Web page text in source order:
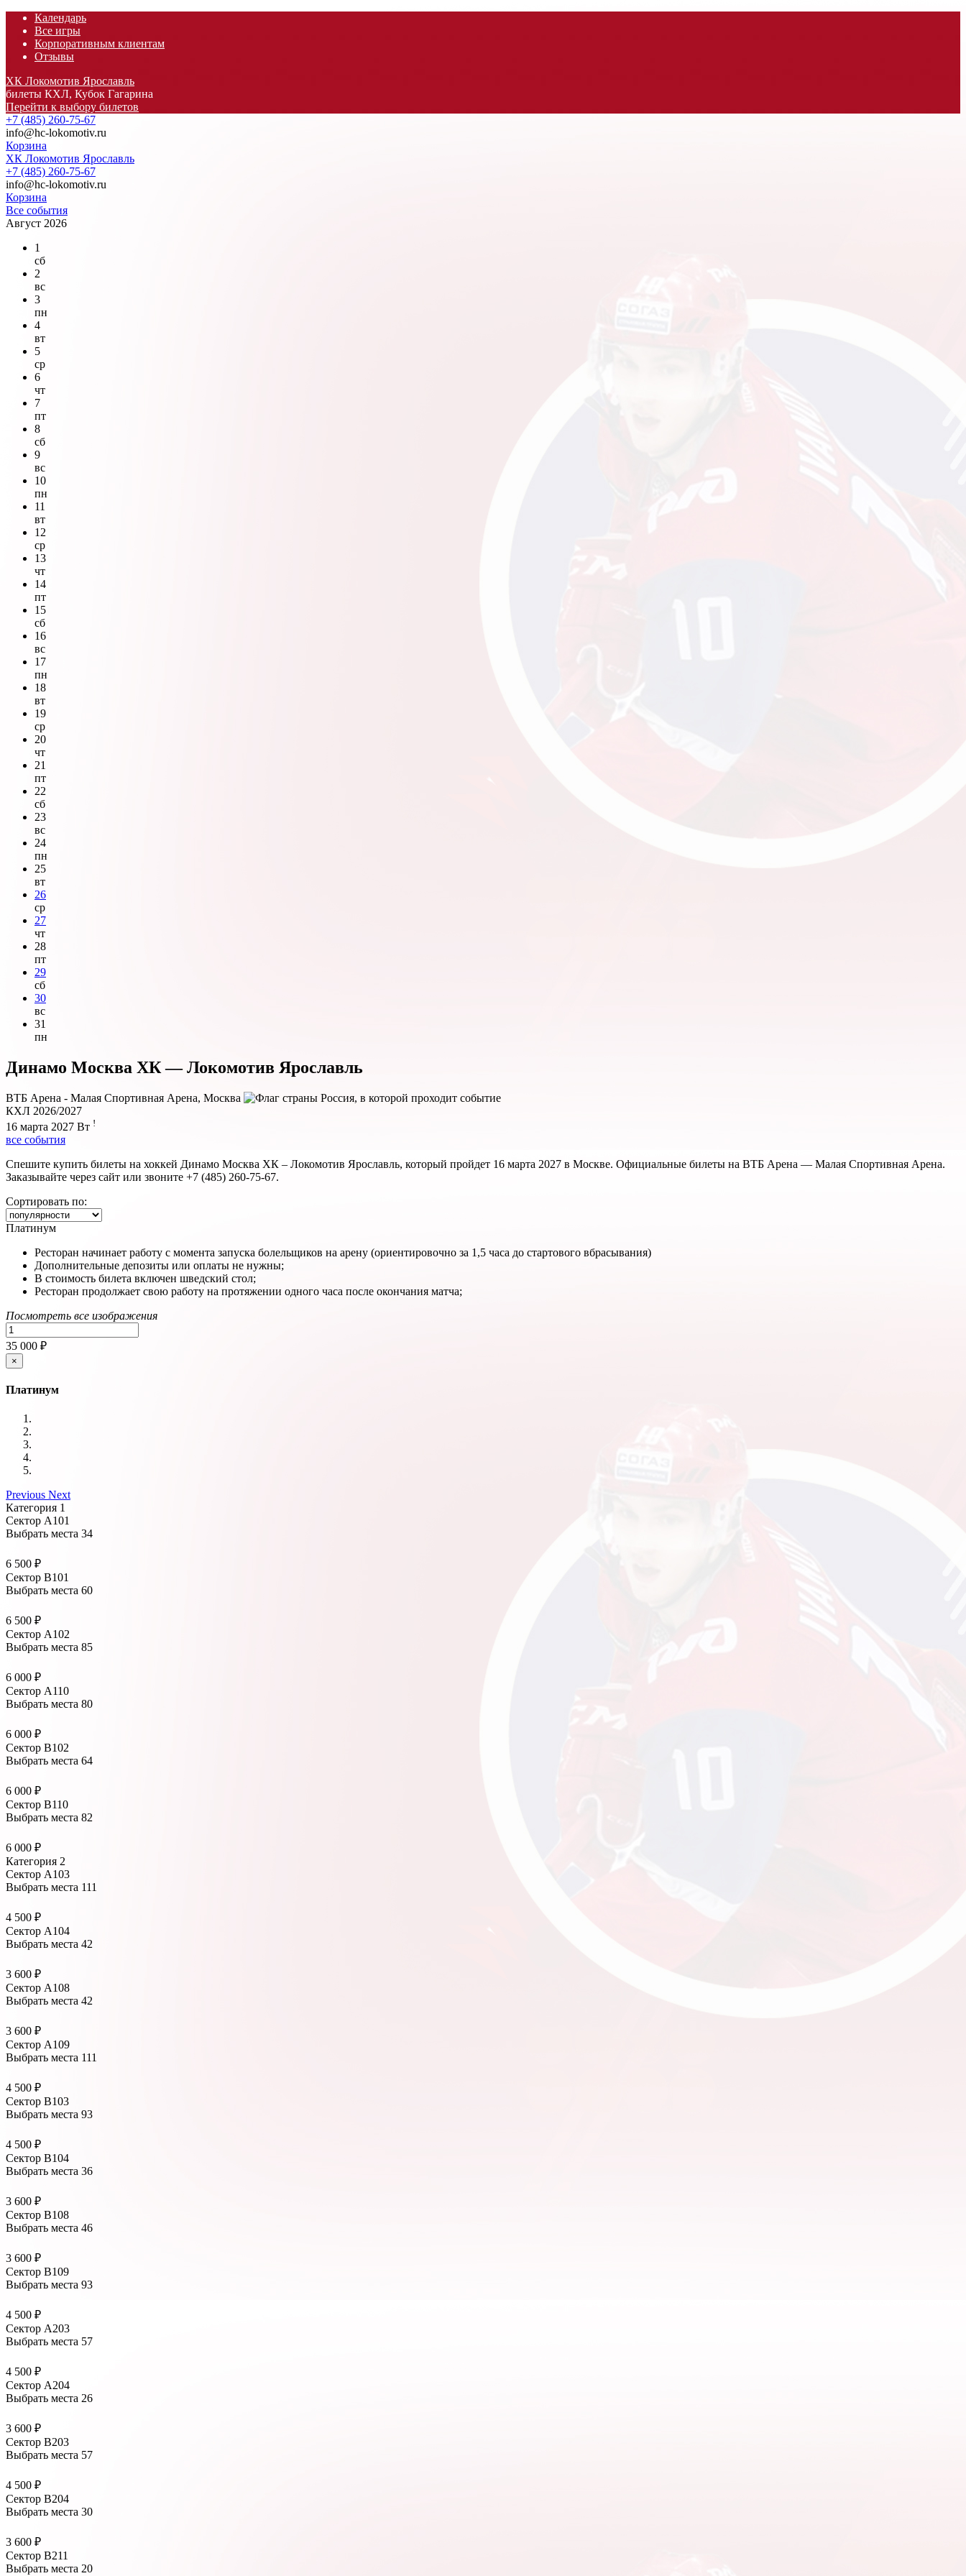
Календарь
Все игры
Корпоративным клиентам
Отзывы
ХК Локомотив Ярославль
билеты КХЛ, Кубок Гагарина
Перейти к выбору билетов
+7 (485) 260-75-67
info@hc-lokomotiv.ru
Корзина
ХК Локомотив Ярославль
+7 (485) 260-75-67
info@hc-lokomotiv.ru
Корзина
Все события
Август 2026
1
сб
2
вс
3
пн
4
вт
5
ср
6
чт
7
пт
8
сб
9
вс
10
пн
11
вт
12
ср
13
чт
14
пт
15
сб
16
вс
17
пн
18
вт
19
ср
20
чт
21
пт
22
сб
23
вс
24
пн
25
вт
26
ср
27
чт
28
пт
29
сб
30
вс
31
пн
Динамо Москва ХК — Локомотив Ярославль
ВТБ Арена - Малая Спортивная Арена, Москва
КХЛ 2026/2027
16 марта 2027 Вт !
все события
Спешите купить билеты на хоккей Динамо Москва ХК – Локомотив Ярославль, который пройдет 16 марта 2027 в Москве. Официальные билеты на ВТБ Арена — Малая Спортивная Арена.
Заказывайте через сайт или звоните +7 (485) 260-75-67.
Сортировать по:
Платинум
Ресторан начинает работу с момента запуска болельщиков на арену (ориентировочно за 1,5 часа до стартового вбрасывания)
Дополнительные депозиты или оплаты не нужны;
В стоимость билета включен шведский стол;
Ресторан продолжает свою работу на протяжении одного часа после окончания матча;
Посмотреть все изображения
35 000 ₽
×
Платинум
Previous Next
Категория 1
Сектор А101
Выбрать места 34
6 500 ₽
Сектор В101
Выбрать места 60
6 500 ₽
Сектор А102
Выбрать места 85
6 000 ₽
Сектор А110
Выбрать места 80
6 000 ₽
Сектор В102
Выбрать места 64
6 000 ₽
Сектор В110
Выбрать места 82
6 000 ₽
Категория 2
Сектор А103
Выбрать места 111
4 500 ₽
Сектор А104
Выбрать места 42
3 600 ₽
Сектор А108
Выбрать места 42
3 600 ₽
Сектор А109
Выбрать места 111
4 500 ₽
Сектор В103
Выбрать места 93
4 500 ₽
Сектор В104
Выбрать места 36
3 600 ₽
Сектор В108
Выбрать места 46
3 600 ₽
Сектор В109
Выбрать места 93
4 500 ₽
Сектор А203
Выбрать места 57
4 500 ₽
Сектор А204
Выбрать места 26
3 600 ₽
Сектор В203
Выбрать места 57
4 500 ₽
Сектор В204
Выбрать места 30
3 600 ₽
Сектор В211
Выбрать места 20